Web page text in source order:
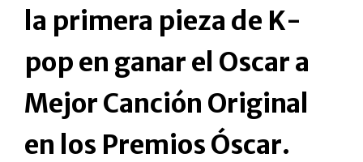
la primera pieza de K-
pop en ganar el Oscar a
Mejor Canción Original
en los Premios Óscar.